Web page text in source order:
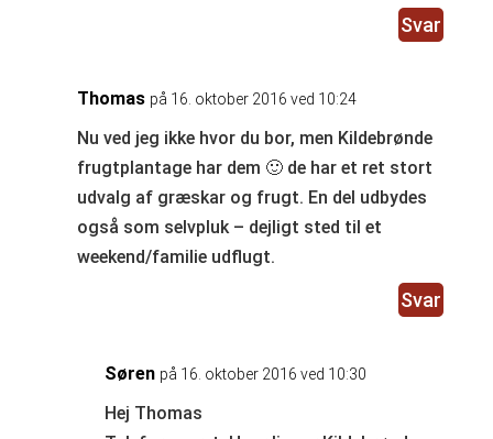
Svar
Thomas på 16. oktober 2016 ved 10:24
Nu ved jeg ikke hvor du bor, men Kildebrønde
frugtplantage har dem 🙂 de har et ret stort
udvalg af græskar og frugt. En del udbydes
også som selvpluk – dejligt sted til et
weekend/familie udflugt.
Svar
Søren på 16. oktober 2016 ved 10:30
Hej Thomas